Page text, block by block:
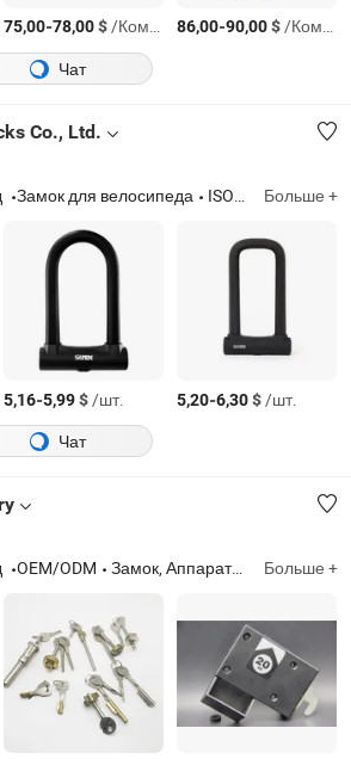
75,00-78,00$/Комплект 86,00-90,00$/Комплект
Чат
Co., Ltd.
Замок для велосипеда ISO9001:2015 Больше +
5,16-5,99$/шт. 5,20-6,30$/шт.
Чат
OEM/ODM Замок, Аппаратура Больше +